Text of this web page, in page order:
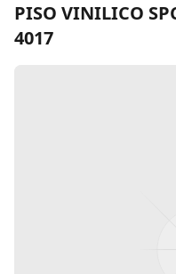
PISO VINILICO
4017